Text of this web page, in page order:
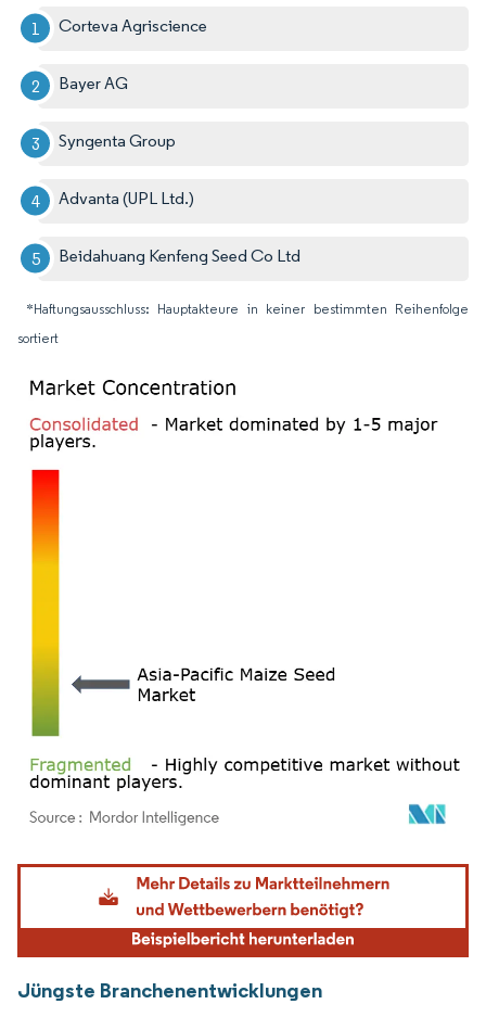
Corteva Agriscience
Bayer AG
Syngenta Group
Advanta (UPL Ltd.)
Beidahuang Kenfeng Seed Co Ltd
*Haftungsausschluss: Hauptakteure in keiner bestimmten Reihenfolge
sortiert
Bild © Mordor Intelligence. Wiederverwendung erfordert Namensnennung gemäß
Jüngste Branchenentwicklungen